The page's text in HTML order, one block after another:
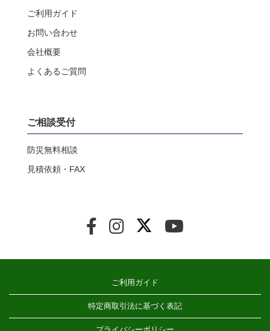
ご利用ガイド
お問い合わせ
会社概要
よくあるご質問
ご相談受付
防災無料相談
見積依頼・FAX
ご利用ガイド
特定商取引法に基づく表記